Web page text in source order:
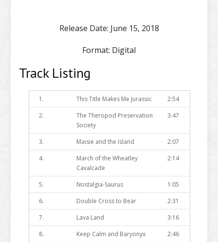
Release Date: June 15, 2018
Format: Digital
Track Listing
1. This Title Makes Me Jurassic
2:54
2.
The Theropod Preservation
Society
3:47
3. Maisie and the Island
2:07
4.
March of the Wheatley
Cavalcade
2:14
5. Nostalgia-Saurus
1:05
6.
Double Cross to Bear
2:31
7.
Lava Land
3:16
8.
Keep Calm and Baryonyx
2:46